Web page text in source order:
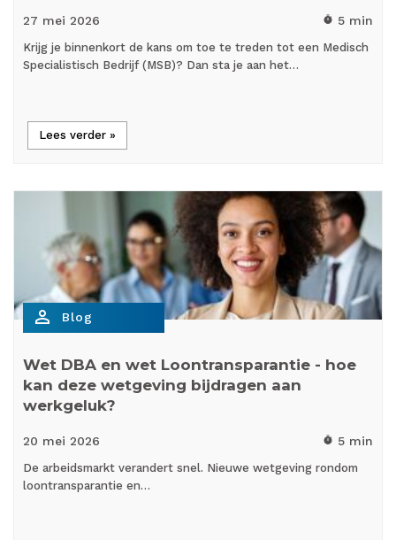
27 mei 2026 timer 5 min
Krijg je binnenkort de kans om toe te treden tot een Medisch
Specialistisch Bedrijf (MSB)? Dan sta je aan het…
Lees verder »
person_outline Blog
Wet DBA en wet Loontransparantie - hoe
kan deze wetgeving bijdragen aan
werkgeluk?
20 mei 2026 timer 5 min
De arbeidsmarkt verandert snel. Nieuwe wetgeving rondom
loontransparantie en…